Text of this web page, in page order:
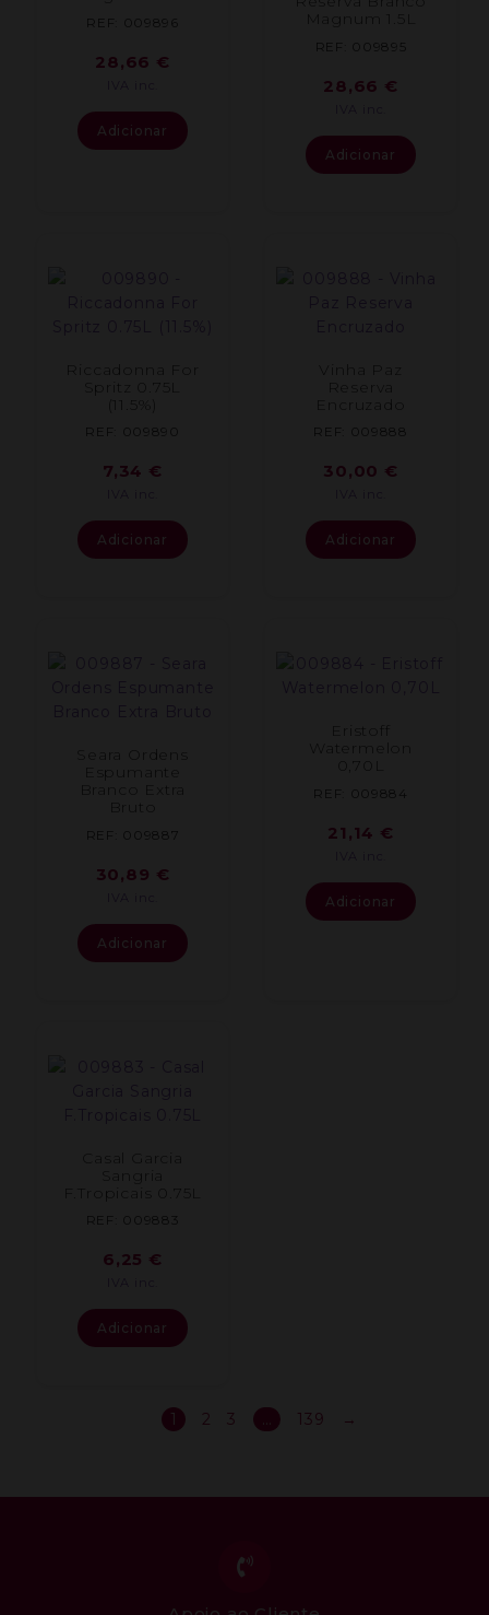
REF: 009896
28,66 €
Adicionar
Magnum 1.5L
REF: 009895
28,66 €
Adicionar
Riccadonna For
Spritz 0.75L
REF: 009890
7,34 €
Adicionar
Encruzado
REF: 009888
30,00 €
Adicionar
Seara Ordens
Espumante
Branco Extra
Bruto
REF: 009887
30,89 €
Adicionar
Eristoff
Watermelon
0,70L
REF: 009884
21,14 €
Adicionar
Casal Garcia
Sangria
F.Tropicais 0.75L
REF: 009883
6,25 €
Adicionar
1 2 3 139 →